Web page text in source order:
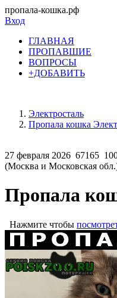
пропала-кошка.рф
Вход
ГЛАВНАЯ
ПРОПАВШИЕ
ВОПРОСЫ
+ДОБАВИТЬ
Электросталь
Пропала кошка
27 февраля 2026 67165
(Москва и Московская
Пропала
Нажмите чтобы